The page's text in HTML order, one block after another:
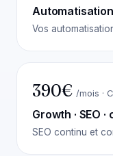
Vos
390€ /mois ·
Growth · SEO
SEO continu et